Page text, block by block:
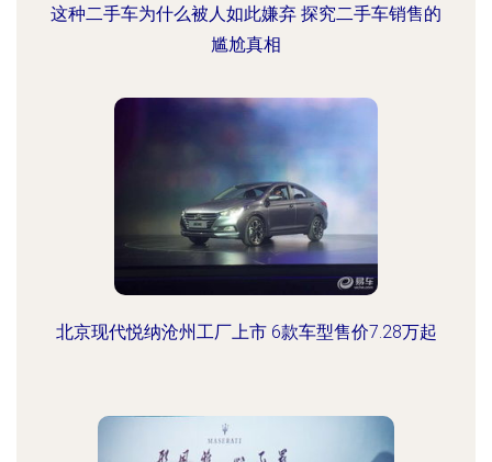
这种二手车为什么被人如此嫌弃 探究二手车销售的
尴尬真相
北京现代悦纳沧州工厂上市 6款车型售价7.28万起